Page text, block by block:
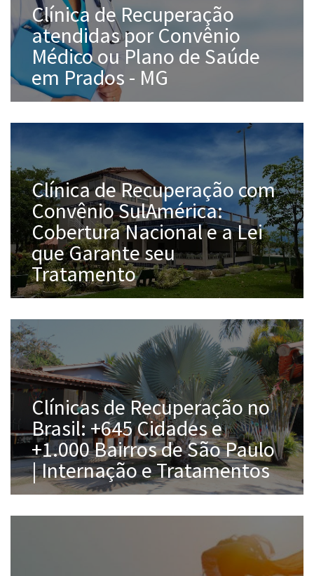
Clínica de Recuperação
atendidas por Convênio
Médico ou Plano de Saúde
em Prados - MG
Clínica de Recuperação com
Convênio SulAmérica:
Cobertura Nacional e a Lei
que Garante seu
Tratamento
Clínicas de Recuperação no
Brasil: +645 Cidades e
+1.000 Bairros de São Paulo
| Internação e Tratamentos